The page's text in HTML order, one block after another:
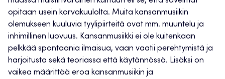
opitaan usein korvakuulolta. Muita kansanmusiikin
olemukseen kuuluvia tyylipiirteitä ovat mm. muuntelu ja
inhimillinen luovuus. Kansanmusiikki ei ole kuitenkaan
pelkkää spontaania ilmaisua, vaan vaatii perehtymistä ja
harjoitusta sekä teoriassa että käytännössä. Lisäksi on
vaikea määrittää eroa kansanmusiikin ja